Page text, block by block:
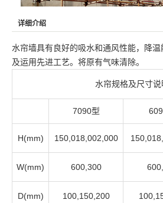
详细介绍
水帘墙具有良好的吸水和通风性能，降
及运用先进工艺。将原有气味清除。
水帘规格及尺寸说
7090型
H(mm) 150,018,002,000
W(mm) 600,300
D(mm) 100,150,200